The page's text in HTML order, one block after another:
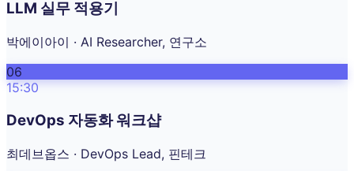
LLM 실무 적용기
박에이아이 · AI Researcher, 연구소
06
15:30
DevOps 자동화 워크샵
최데브옵스 · DevOps Lead, 핀테크